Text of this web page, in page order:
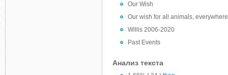
Our Wish
Our wish for all animals,
Willis 2006-2020
Past Events
Анализ текста